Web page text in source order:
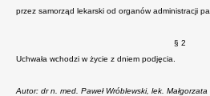
przez samorząd lekarski od organów administracji
§ 2
Uchwała wchodzi w życie z dniem podjęcia.
Autor: dr n. med. Paweł Wróblewski, lek. Małgorzata